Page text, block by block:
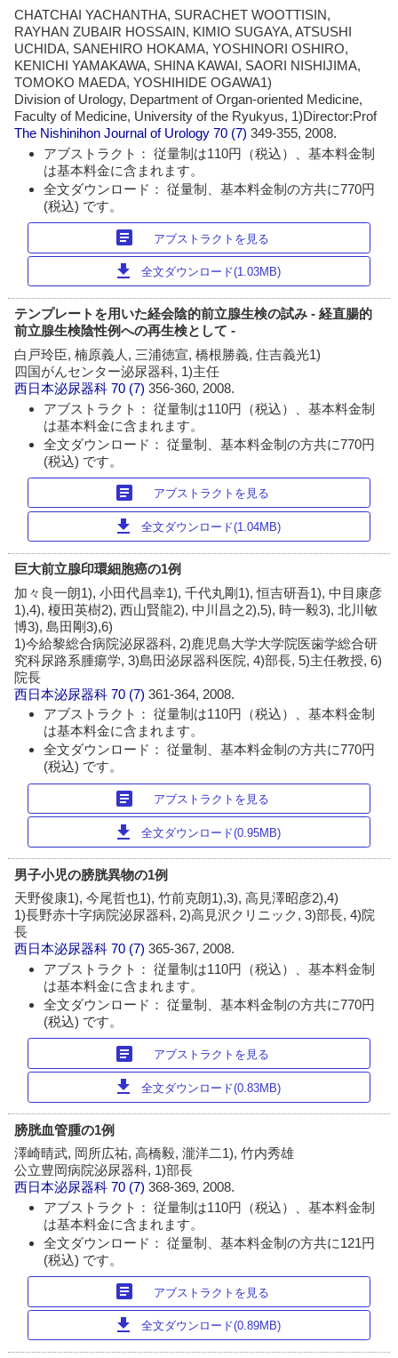
CHATCHAI YACHANTHA, SURACHET WOOTTISIN,
RAYHAN ZUBAIR HOSSAIN, KIMIO SUGAYA, ATSUSHI
UCHIDA, SANEHIRO HOKAMA, YOSHINORI OSHIRO,
KENICHI YAMAKAWA, SHINA KAWAI, SAORI NISHIJIMA,
TOMOKO MAEDA, YOSHIHIDE OGAWA1)
Division of Urology, Department of Organ-oriented Medicine,
Faculty of Medicine, University of the Ryukyus, 1)Director:Prof
The Nishinihon Journal of Urology 70 (7)349-355, 2008.
アブストラクト： 従量制は110円（税込）、基本料金制
は基本料金に含まれます。
全文ダウンロード： 従量制、基本料金制の方共に770円
(税込) です。
article アブストラクトを見る
download 全文ダウンロード(1.03MB)
テンプレートを用いた経会陰的前立腺生検の試み - 経直腸的
前立腺生検陰性例への再生検として -
白戸玲臣, 楠原義人, 三浦徳宣, 橋根勝義, 住吉義光1)
四国がんセンター泌尿器科, 1)主任
西日本泌尿器科 70 (7)356-360, 2008.
アブストラクト： 従量制は110円（税込）、基本料金制
は基本料金に含まれます。
全文ダウンロード： 従量制、基本料金制の方共に770円
(税込) です。
article アブストラクトを見る
download 全文ダウンロード(1.04MB)
巨大前立腺印環細胞癌の1例
加々良一朗1), 小田代昌幸1), 千代丸剛1), 恒吉研吾1), 中目康彦
1),4), 榎田英樹2), 西山賢龍2), 中川昌之2),5), 時一毅3), 北川敏
博3), 島田剛3),6)
1)今給黎総合病院泌尿器科, 2)鹿児島大学大学院医歯学総合研
究科尿路系腫瘍学, 3)島田泌尿器科医院, 4)部長, 5)主任教授, 6)
院長
西日本泌尿器科 70 (7)361-364, 2008.
アブストラクト： 従量制は110円（税込）、基本料金制
は基本料金に含まれます。
全文ダウンロード： 従量制、基本料金制の方共に770円
(税込) です。
article アブストラクトを見る
download 全文ダウンロード(0.95MB)
男子小児の膀胱異物の1例
天野俊康1), 今尾哲也1), 竹前克朗1),3), 高見澤昭彦2),4)
1)長野赤十字病院泌尿器科, 2)高見沢クリニック, 3)部長, 4)院
長
西日本泌尿器科 70 (7)365-367, 2008.
アブストラクト： 従量制は110円（税込）、基本料金制
は基本料金に含まれます。
全文ダウンロード： 従量制、基本料金制の方共に770円
(税込) です。
article アブストラクトを見る
download 全文ダウンロード(0.83MB)
膀胱血管腫の1例
澤崎晴武, 岡所広祐, 高橋毅, 瀧洋二1), 竹内秀雄
公立豊岡病院泌尿器科, 1)部長
西日本泌尿器科 70 (7)368-369, 2008.
アブストラクト： 従量制は110円（税込）、基本料金制
は基本料金に含まれます。
全文ダウンロード： 従量制、基本料金制の方共に121円
(税込) です。
article アブストラクトを見る
download 全文ダウンロード(0.89MB)